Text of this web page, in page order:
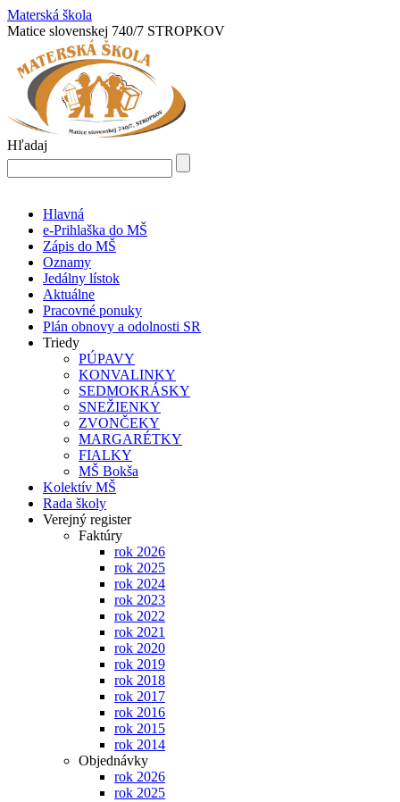
Materská škola
Matice slovenskej 740/7 STROPKOV
Hľadaj
Hlavná
e-Prihlaška do MŠ
Zápis do MŠ
Oznamy
Jedálny lístok
Aktuálne
Pracovné ponuky
Plán obnovy a odolnosti SR
Triedy
PÚPAVY
KONVALINKY
SEDMOKRÁSKY
SNEŽIENKY
ZVONČEKY
MARGARÉTKY
FIALKY
MŠ Bokša
Kolektív MŠ
Rada školy
Verejný register
Faktúry
rok 2026
rok 2025
rok 2024
rok 2023
rok 2022
rok 2021
rok 2020
rok 2019
rok 2018
rok 2017
rok 2016
rok 2015
rok 2014
Objednávky
rok 2026
rok 2025